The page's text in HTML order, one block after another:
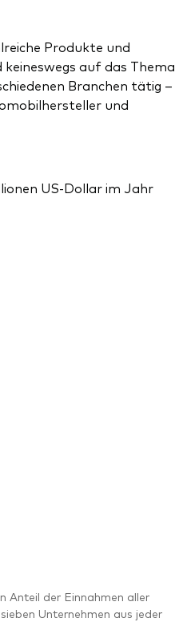
Produkte und
keineswegs auf das Thema
Branchen tätig –
und
US-Dollar im Jahr
Anteil der Einnahmen aller
Unternehmen aus jeder